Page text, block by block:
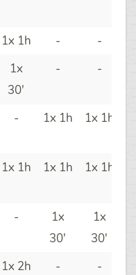
1x 1h -
-
1x
30'
- -
- 1x 1h 1x 1h
1x 1h 1x 1h 1x 1h
-
1x
30'
1x
30'
1x 2h -
-